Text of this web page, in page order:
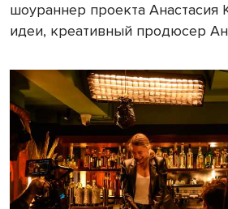
шоураннер проекта Анастасия
идеи, креативный продюсер